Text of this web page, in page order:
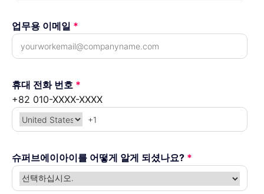
업무용 이메일 *
휴대 전화 번호 *
+82 010-XXXX-XXXX
슈퍼브에이아이를 어떻게 알게 되셨나요? *